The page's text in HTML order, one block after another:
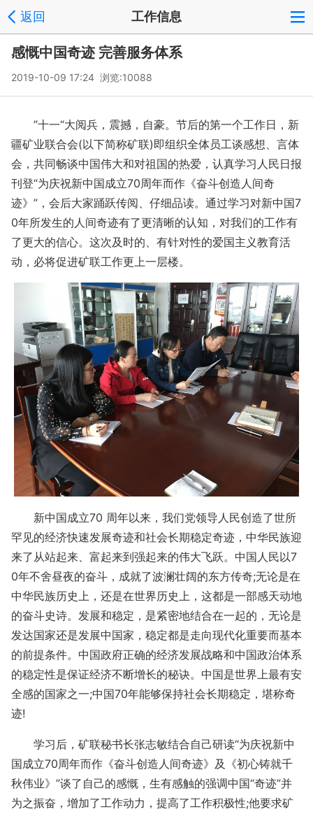
返回 工作信息
感慨中国奇迹 完善服务体系
2019-10-09 17:24 浏览:10088
”十一“大阅兵，震撼，自豪。节后的第一个工作日，新
疆矿业联合会(以下简称矿联)即组织全体员工谈感想、言体
会，共同畅谈中国伟大和对祖国的热爱，认真学习人民日报
刊登“为庆祝新中国成立70周年而作《奋斗创造人间奇
迹》”，会后大家踊跃传阅、仔细品读。通过学习对新中国7
0年所发生的人间奇迹有了更清晰的认知，对我们的工作有
了更大的信心。这次及时的、有针对性的爱国主义教育活
动，必将促进矿联工作更上一层楼。
新中国成立70 周年以来，我们党领导人民创造了世所
罕见的经济快速发展奇迹和社会长期稳定奇迹，中华民族迎
来了从站起来、富起来到强起来的伟大飞跃。中国人民以7
0年不舍昼夜的奋斗，成就了波澜壮阔的东方传奇;无论是在
中华民族历史上，还是在世界历史上，这都是一部感天动地
的奋斗史诗。发展和稳定，是紧密地结合在一起的，无论是
发达国家还是发展中国家，稳定都是走向现代化重要而基本
的前提条件。中国政府正确的经济发展战略和中国政治体系
的稳定性是保证经济不断增长的秘诀。中国是世界上最有安
全感的国家之一;中国70年能够保持社会长期稳定，堪称奇
迹!
学习后，矿联秘书长张志敏结合自己研读“为庆祝新中
国成立70周年而作《奋斗创造人间奇迹》及《初心铸就千
秋伟业》”谈了自己的感慨，生有感触的强调中国“奇迹”并
为之振奋，增加了工作动力，提高了工作积极性;他要求矿